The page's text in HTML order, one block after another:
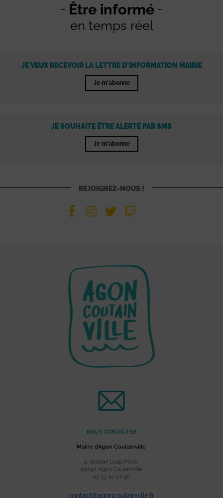
Être informé
en temps réel
JE VEUX RECEVOIR LA LETTRE D'INFORMATION MAIRIE
Je m'abonne
JE SOUHAITE ÊTRE ALERTÉ PAR SMS
Je m'abonne
REJOIGNEZ-NOUS !
NOUS CONTACTER
Mairie d’Agon Coutainville
2, avenue Louis Périer
50230 Agon Coutainville
02 33 47 07 56